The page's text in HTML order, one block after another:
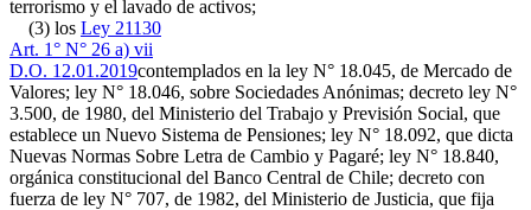
terrorismo y el lavado de activos;
(3) los Ley 21130
Art. 1° N° 26 a) vii
D.O. 12.01.2019contemplados en la ley N° 18.045, de Mercado de
Valores; ley N° 18.046, sobre Sociedades Anónimas; decreto ley N°
3.500, de 1980, del Ministerio del Trabajo y Previsión Social, que
establece un Nuevo Sistema de Pensiones; ley N° 18.092, que dicta
Nuevas Normas Sobre Letra de Cambio y Pagaré; ley N° 18.840,
orgánica constitucional del Banco Central de Chile; decreto con
fuerza de ley N° 707, de 1982, del Ministerio de Justicia, que fija